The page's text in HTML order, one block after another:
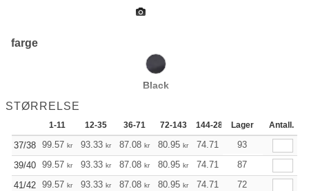
farge
Black
STØRRELSE
1-11 12-35 36-71 72-143 144-287 288 + Mer
Lager Antall.
37/38 99.57 kr 93.33 kr 87.08 kr 80.95 kr 74.71 71.58
93
39/40 99.57 kr 93.33 kr 87.08 kr 80.95 kr 74.71 71.58
87
41/42 99.57 kr 93.33 kr 87.08 kr 80.95 kr 74.71 71.58
72